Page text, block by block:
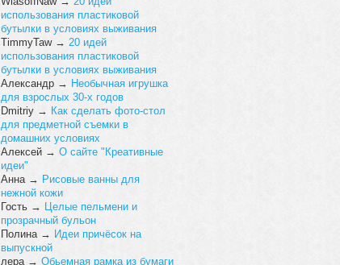
использования пластиковой
бутылки в условиях выживания
TimmyTaw→ 20 идей
использования пластиковой
бутылки в условиях выживания
Александр → Необычная игрушка
для взрослых 30-х годов
Dmitriy → Как сделать фото-стол
для предметной съемки в
домашних условиях
Алексей → О сайте "Креативные
идеи"
Анна→ Рисовые ванны для
нежной кожи
Гость → Целые пельмени и
прозрачный бульон
Полина→ Идеи причёсок на
выпускной
лера→ Обьемная рамка из бумаги